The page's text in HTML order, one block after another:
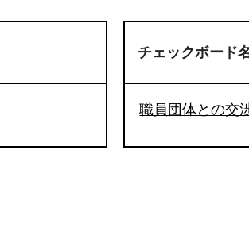
チェックボード
職員団体との交